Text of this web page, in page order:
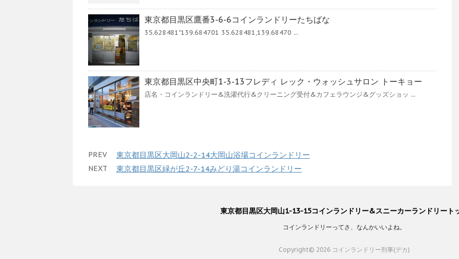
東京都目黒区鷹番3-6-6コインランドリーたちばな
35.628481"139.684701 35.628481,139.68470 ...
東京都目黒区中央町1-3-13フレディ レック・ウォッシュサロン トーキョー
店名・コインランドリー&洗濯代行&クリーニング受付&カフェラウンジ&グッズショッ ...
PREV 東京都目黒区大岡山2-2-14大岡山浴場コインランドリー
NEXT 東京都目黒区緑が丘2-7-14みどり湯コインランドリー
東京都目黒区大岡山1-13-15コインランドリー&スニーカーランドリート
コインランドリーってさ、なんかいいよね。
Copyright© 2026 コインランドリー刑事(デカ)